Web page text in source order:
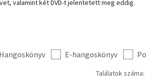
valamint két DVD-t jelentetett meg eddig.
Hangoskönyv E-hangoskönyv
Találatok száma: